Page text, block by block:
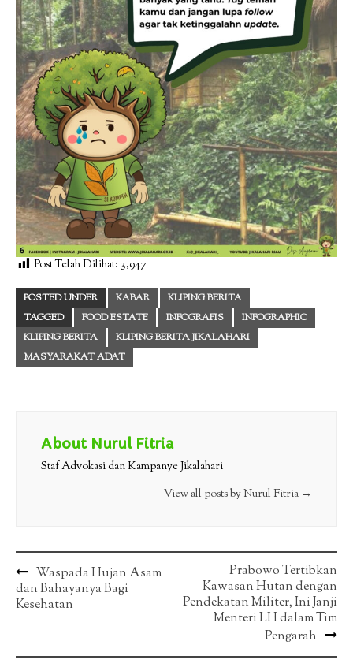
Post Telah Dilihat: 3,947
POSTED UNDER KABAR
KLIPING BERITA
TAGGED
FOOD ESTATE INFOGRAFIS
INFOGRAPHIC
KLIPING BERITA
KLIPING BERITA JIKALAHARI
MASYARAKAT ADAT
About Nurul Fitria
Staf Advokasi dan Kampanye Jikalahari
View all posts by Nurul Fitria →
Post
navigation
Waspada Hujan Asam
dan Bahayanya Bagi
Kesehatan
Prabowo Tertibkan
Kawasan Hutan dengan
Pendekatan Militer, Ini Janji
Menteri LH dalam Tim
Pengarah